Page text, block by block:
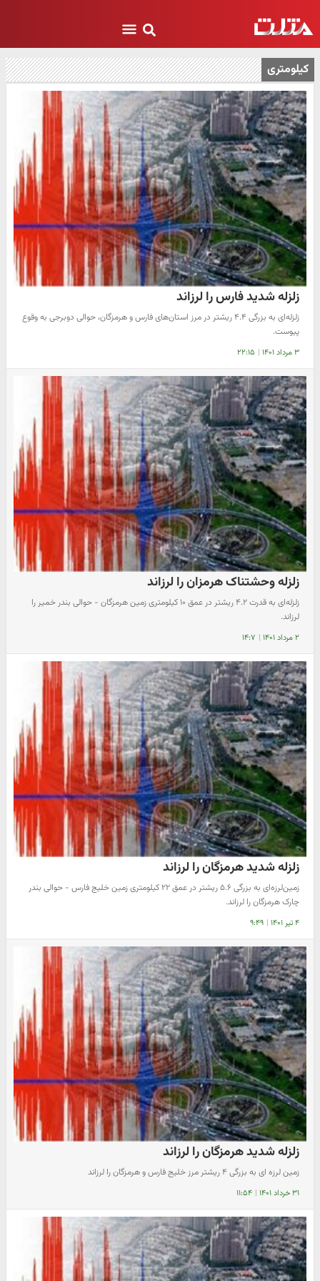
کیلومتری
زلزله شدید فارس را لرزاند
زلزله‌ای به بزرگی ۴.۴ ریشتر در مرز استان‌های فارس و هرمزگان، حوالی دوبرجی به وقوع
پیوست.
۳ مرداد ۱۴۰۱ | ۲۲:۱۵
زلزله وحشتناک هرمزان را لرزاند
زلزله‌ای به قدرت ۴.۲ ریشتر در عمق ۱۰ کیلومتری زمین هرمزگان - حوالی بندر خمیر را
لرزاند.
۲ مرداد ۱۴۰۱ | ۱۴:۷
زلزله شدید هرمزگان را لرزاند
زمین‌لرزه‌ای به بزرگی ۵.۶ ریشتر در عمق ۲۲ کیلومتری زمین خلیج فارس - حوالی بندر
چارک هرمزگان را لرزاند.
۴ تیر ۱۴۰۱ | ۹:۴۹
زلزله شدید هرمزگان را لرزاند
زمین لرزه ای به بزرگی ۴ ریشتر مرز خلیج فارس و هرمزگان را لرزاند
۳۱ خرداد ۱۴۰۱ | ۱۱:۵۴